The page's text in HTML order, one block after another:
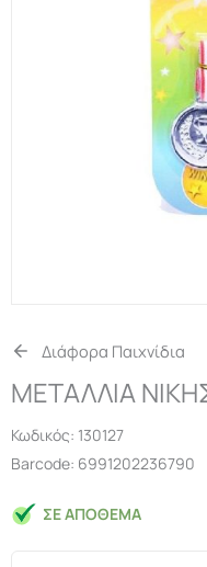
Διάφορα Παιχνίδια
ΜΕΤΑΛΛΙΑ
Κωδικός: 130127
Barcode: 6991202236790
ΣΕ ΑΠΌΘΕΜΑ